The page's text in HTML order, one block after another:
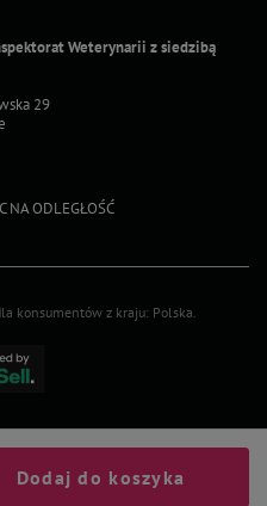
Dodaj do koszyka
Weterynarii z siedzibą
29
NA ODLEGŁOŚĆ
konsumentów z kraju: Polska.